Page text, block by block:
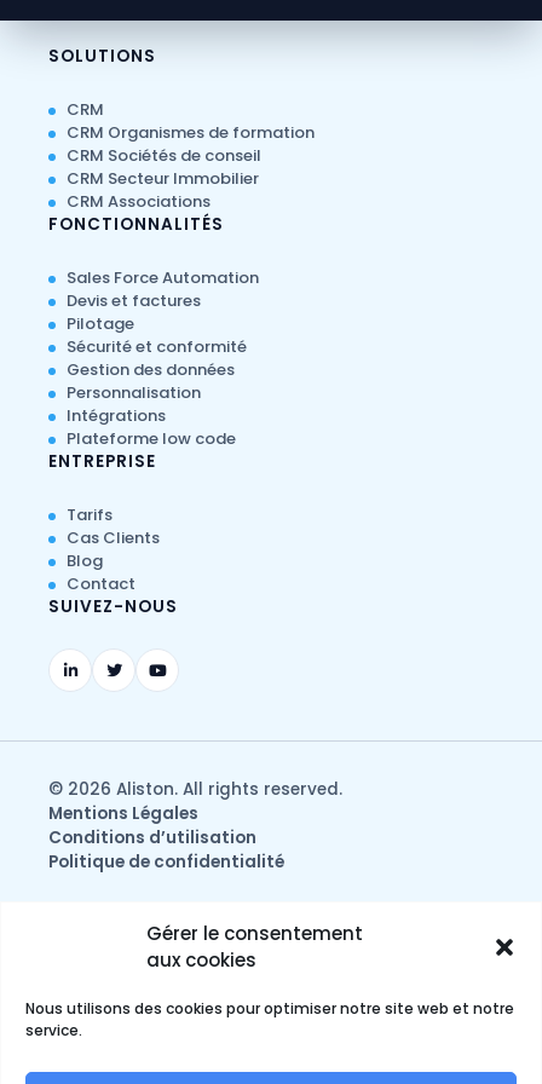
Gérer le consentement
aux cookies
Nous utilisons des cookies pour optimiser notre site web et notre
service.
SOLUTIONS
CRM
CRM Organismes de formation
CRM Sociétés de conseil
CRM Secteur Immobilier
CRM Associations
FONCTIONNALITÉS
Sales Force Automation
Devis et factures
Pilotage
Sécurité et conformité
Gestion des données
Personnalisation
Intégrations
Plateforme low code
ENTREPRISE
Tarifs
Cas Clients
Blog
Contact
SUIVEZ-NOUS
© 2026 Aliston. All rights reserved.
Mentions Légales
Conditions d’utilisation
Politique de confidentialité